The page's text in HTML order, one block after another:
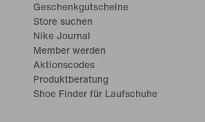
Geschenkgutscheine
Store suchen
Nike Journal
Member werden
Aktionscodes
Produktberatung
Shoe Finder für Laufschuhe